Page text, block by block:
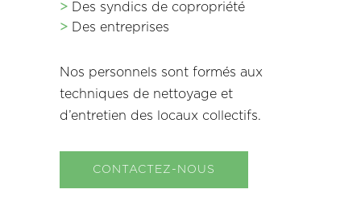
> Des syndics de copropriété
> Des entreprises
Nos personnels sont formés aux
techniques de nettoyage et
d’entretien des locaux collectifs.
CONTACTEZ-NOUS